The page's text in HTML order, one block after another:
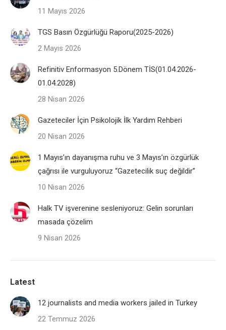
11 Mayıs 2026
TGS Basın Özgürlüğü Raporu(2025-2026)
2 Mayıs 2026
Refinitiv Enformasyon 5.Dönem TİS(01.04.2026-
01.04.2028)
28 Nisan 2026
Gazeteciler İçin Psikolojik İlk Yardım Rehberi
20 Nisan 2026
1 Mayıs’ın dayanışma ruhu ve 3 Mayıs’ın özgürlük
çağrısı ile vurguluyoruz “Gazetecilik suç değildir”
10 Nisan 2026
Halk TV işverenine sesleniyoruz: Gelin sorunları
masada çözelim
9 Nisan 2026
Latest
12 journalists and media workers jailed in Turkey
22 Temmuz 2026